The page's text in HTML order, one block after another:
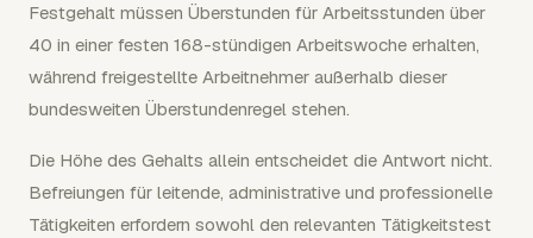
Festgehalt müssen Überstunden für Arbeitsstunden über
40 in einer festen 168-stündigen Arbeitswoche erhalten,
während freigestellte Arbeitnehmer außerhalb dieser
bundesweiten Überstundenregel stehen.
Die Höhe des Gehalts allein entscheidet die Antwort nicht.
Befreiungen für leitende, administrative und professionelle
Tätigkeiten erfordern sowohl den relevanten Tätigkeitstest